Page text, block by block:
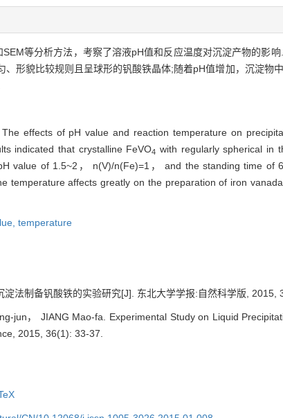
SEM等分析方法，考察了溶液pH值和反应温度对沉淀产物的影
形貌比较规则且呈球形的钒酸铁晶体;随着pH值增加，沉淀物
effects of pH value and reaction temperature on
indicated that crystalline FeVO4 with regularly spherical in
value of 1.5~2， n(V)/n(Fe)=1， and the standing time of
temperature affects greatly on the preparation of iron
temperature
法制备钒酸铁的实验研究[J]. 东北大学学报:自然科学版, 2015,
jun， JIANG Mao-fa. Experimental Study on Liquid
2015, 36(1): 33-37.